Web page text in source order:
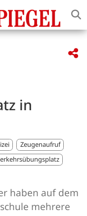
in
Zeugenaufruf
haben auf dem
mehrere